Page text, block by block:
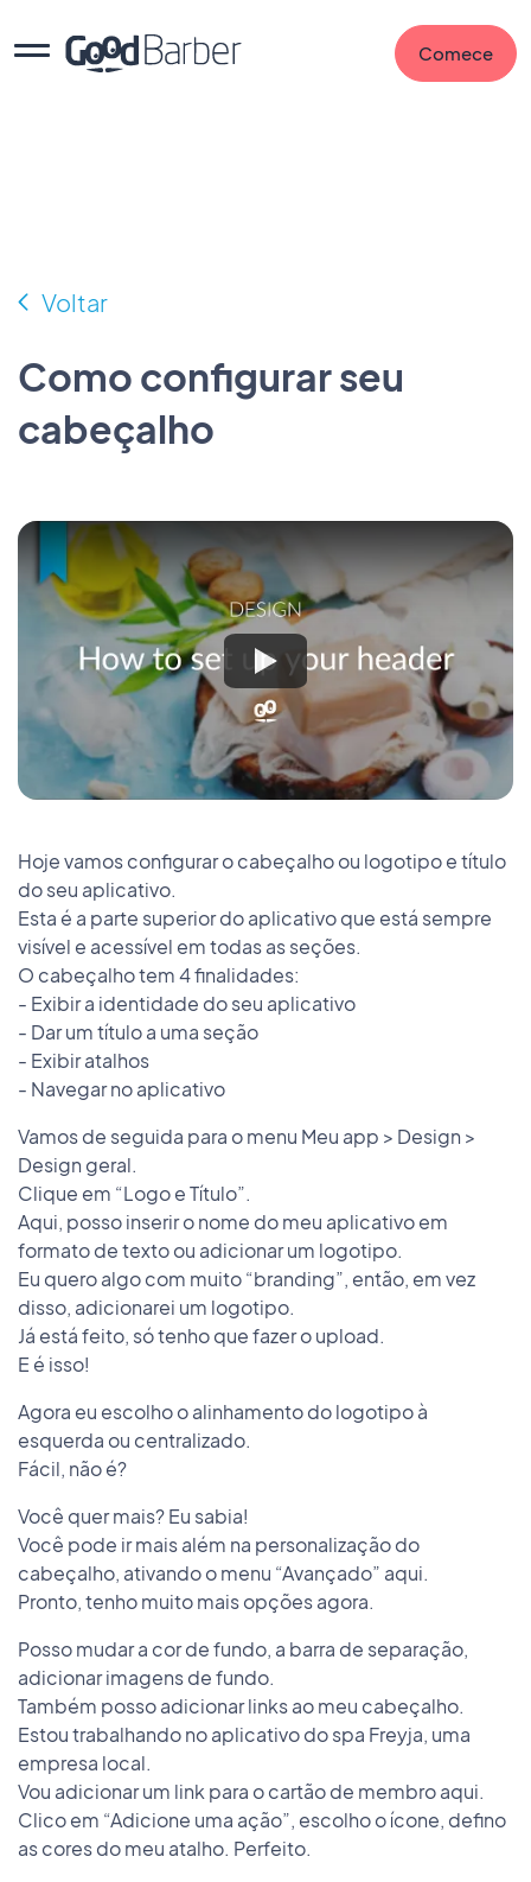
Comece
Voltar
Como configurar seu
cabeçalho
Hoje vamos configurar o cabeçalho ou logotipo e título
do seu aplicativo.
Esta é a parte superior do aplicativo que está sempre
visível e acessível em todas as seções.
O cabeçalho tem 4 finalidades:
- Exibir a identidade do seu aplicativo
- Dar um título a uma seção
- Exibir atalhos
- Navegar no aplicativo
Vamos de seguida para o menu Meu app > Design >
Design geral.
Clique em “Logo e Título”.
Aqui, posso inserir o nome do meu aplicativo em
formato de texto ou adicionar um logotipo.
Eu quero algo com muito “branding”, então, em vez
disso, adicionarei um logotipo.
Já está feito, só tenho que fazer o upload.
E é isso!
Agora eu escolho o alinhamento do logotipo à
esquerda ou centralizado.
Fácil, não é?
Você quer mais? Eu sabia!
Você pode ir mais além na personalização do
cabeçalho, ativando o menu “Avançado” aqui.
Pronto, tenho muito mais opções agora.
Posso mudar a cor de fundo, a barra de separação,
adicionar imagens de fundo.
Também posso adicionar links ao meu cabeçalho.
Estou trabalhando no aplicativo do spa Freyja, uma
empresa local.
Vou adicionar um link para o cartão de membro aqui.
Clico em “Adicione uma ação”, escolho o ícone, defino
as cores do meu atalho. Perfeito.